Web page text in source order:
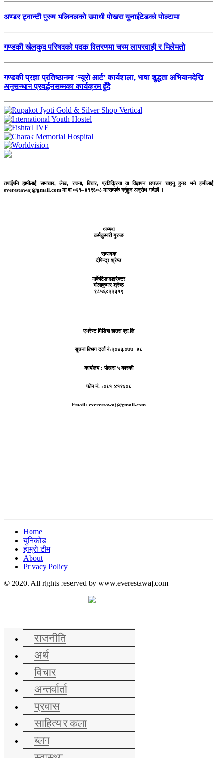
अण्डर ट्वान्टी पुरुष भलिवलको उपाधी पोखरा युनाईटेडको पोल्टामा
गण्डकी खेलकुद परिषदको पदक वितरणमा चरम लापरवाही र मिलेमतो
गण्डकी प्रज्ञा प्रतिष्ठानमा ‘न्यूरो आर्ट’ कार्यशाला, भाषा शुद्धता अभियानदेखि
अनुसन्धान प्रवर्द्धनसम्मका कार्यक्रम हुँदै
तपाईंपनि हामीलाई समाचार, लेख, रचना, बिचार, प्रतिक्रिया वा विज्ञापन छपाउन चाहनु हुन्छ भने हामीलाई
everestawaj@gmail.com मा वा ०६१–४१९६०८ मा सम्पर्क गर्नुहुन अनुरोध गर्दछौं ।
अध्यक्ष
कर्मकुमारी गुरुङ
सम्पादक
दीपेन्द्र श्रेष्ठ
मार्केटिङ डाइरेक्टर
भोलाकुमार श्रेष्ठ
९८५६०२२३१९
एभरेस्ट मिडिया हाउस प्रा.लि
सूचना बिभाग दर्ता नं:२०४३/०७७ -७८
कार्यालय :पोखरा ५ कास्की
फोन नं. :०६१-४१९६०८
Email: everestawaj@gmail.com
Home
युनिकोड
हाम्रो टीम
About
Privacy Policy
© 2020. All rights reserved by www.everestawaj.com
राजनीति
अर्थ
विचार
अन्तर्वार्ता
प्रवास
साहित्य र कला
ब्लग